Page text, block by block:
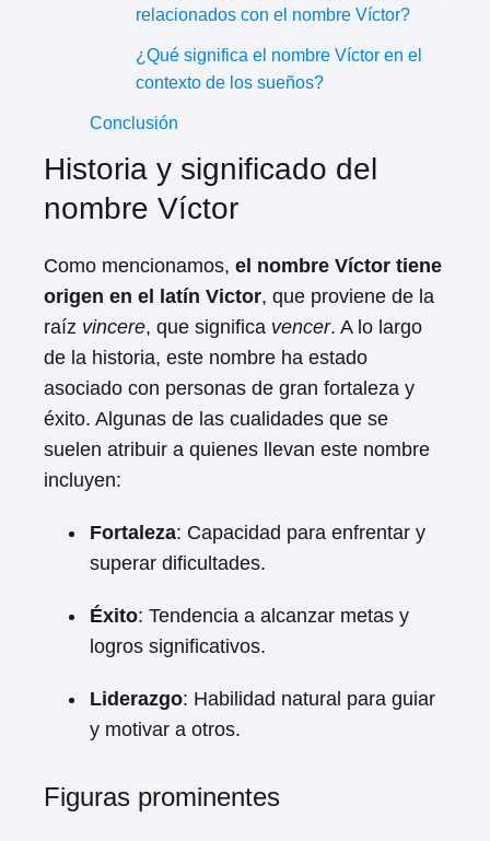
relacionados con el nombre Víctor?
¿Qué significa el nombre Víctor en el
contexto de los sueños?
Conclusión
Historia y significado del
nombre Víctor
Como mencionamos, el nombre Víctor tiene
origen en el latín Victor, que proviene de la
raíz vincere, que significa vencer. A lo largo
de la historia, este nombre ha estado
asociado con personas de gran fortaleza y
éxito. Algunas de las cualidades que se
suelen atribuir a quienes llevan este nombre
incluyen:
Fortaleza: Capacidad para enfrentar y
superar dificultades.
Éxito: Tendencia a alcanzar metas y
logros significativos.
Liderazgo: Habilidad natural para guiar
y motivar a otros.
Figuras prominentes